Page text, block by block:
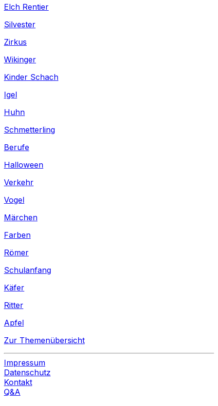
Elch Rentier
Silvester
Zirkus
Wikinger
Kinder Schach
Igel
Huhn
Schmetterling
Berufe
Halloween
Verkehr
Vogel
Märchen
Farben
Römer
Schulanfang
Käfer
Ritter
Apfel
Zur Themenübersicht
Impressum
Datenschutz
Kontakt
Q&A